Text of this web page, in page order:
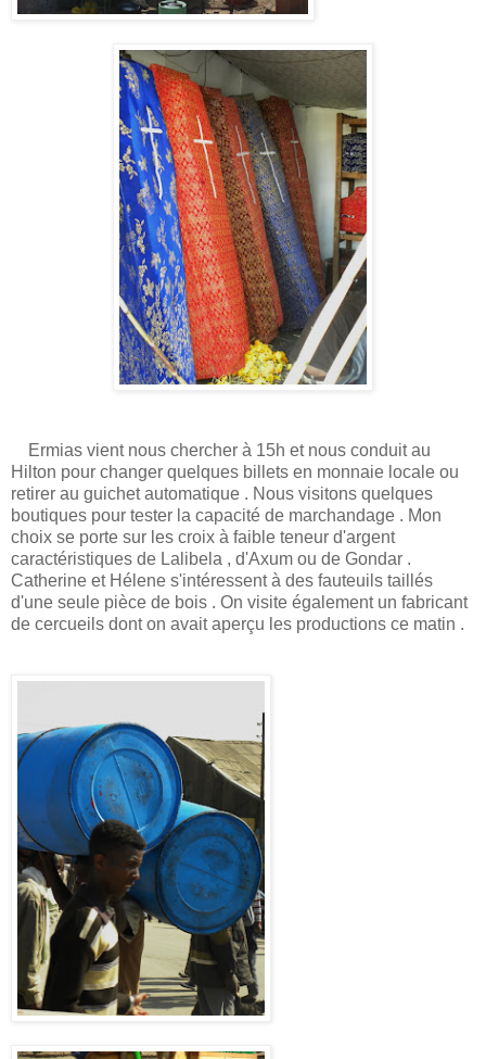
Ermias vient nous chercher à 15h et nous conduit au
Hilton pour changer quelques billets en monnaie locale ou
retirer au guichet automatique . Nous visitons quelques
boutiques pour tester la capacité de marchandage . Mon
choix se porte sur les croix à faible teneur d'argent
caractéristiques de Lalibela , d'Axum ou de Gondar .
Catherine et Hélene s'intéressent à des fauteuils taillés
d'une seule pièce de bois . On visite également un fabricant
de cercueils dont on avait aperçu les productions ce matin .